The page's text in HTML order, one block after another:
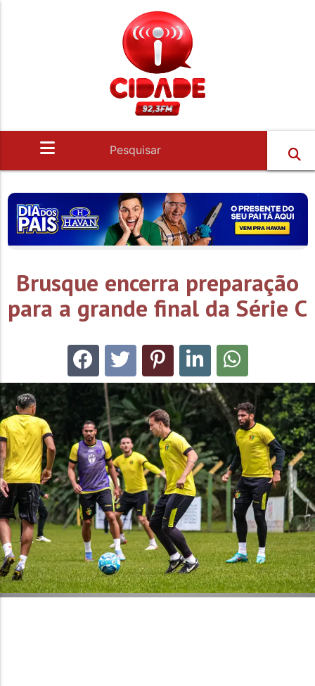
Brusque encerra preparação
para a grande final da Série C